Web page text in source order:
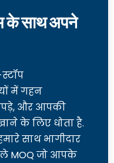
के साथ अपने
में गहन
और आपकी
के लिए धोता है.
साथ भागीदार
MOQ जो आपके